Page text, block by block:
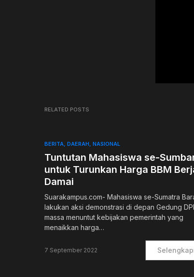
RELATED POSTS
BERITA DAERAH NASIONAL
Tuntutan Mahasiswa se-
untuk Turunkan Harga BBM
Damai
Suarakampus.com- Mahasiswa se-Sumatra
lakukan aksi demonstrasi di depan Gedung
massa menuntut kebijakan pemerintah yang
menaikkan harga…
7 September 2022